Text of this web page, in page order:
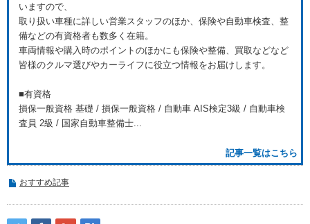
いますので、
取り扱い車種に詳しい営業スタッフのほか、保険や自動車検査、整
備などの有資格者も数多く在籍。
車両情報や購入時のポイントのほかにも保険や整備、買取などなど
皆様のクルマ選びやカーライフに役立つ情報をお届けします。
■有資格
損保一般資格 基礎 / 損保一般資格 / 自動車 AIS検定3級 / 自動車検
査員 2級 / 国家自動車整備士...
記事一覧はこちら
おすすめ記事